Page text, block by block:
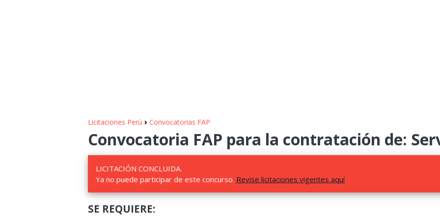
Licitaciones Perú › Convocatorias FAP
Convocatoria FAP para la contratación de:
LICITACIÓN CONCLUIDA.
Ya no puede participar de este concurso. Revise licitaciones vigentes aquí
SE REQUIERE: